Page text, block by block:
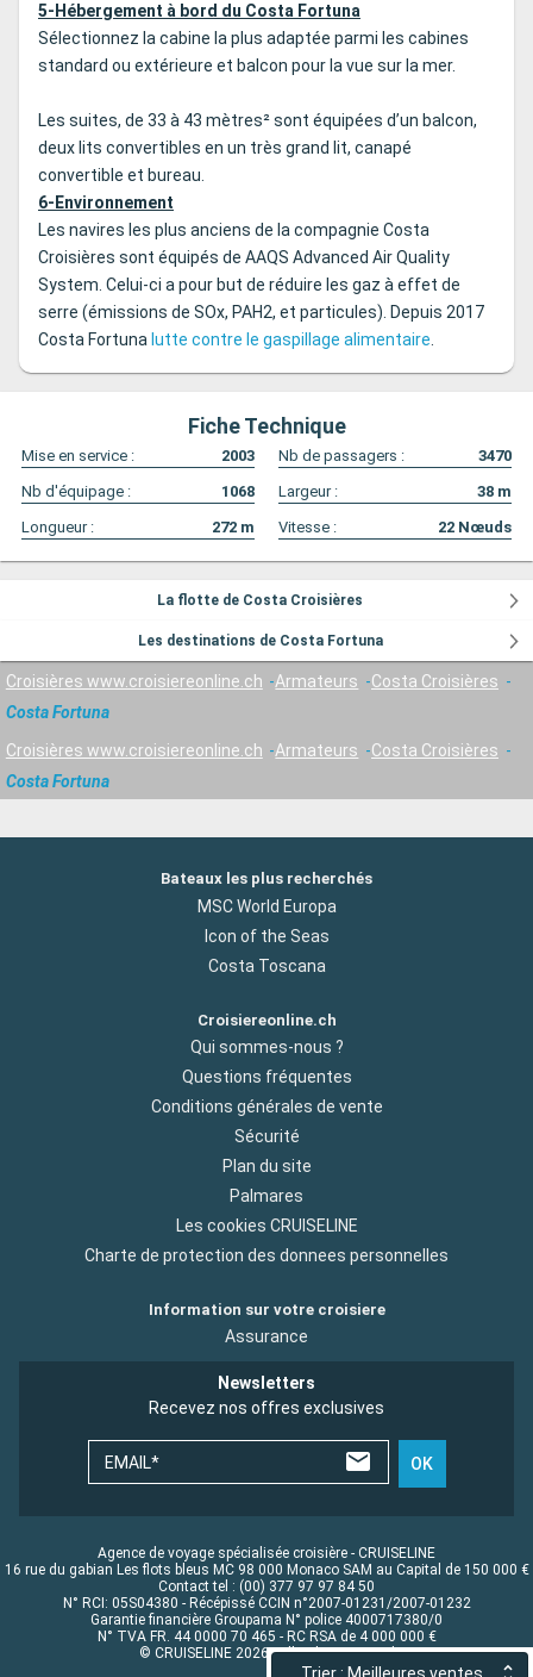
5-Hébergement à bord du Costa Fortuna
Sélectionnez la cabine la plus adaptée parmi les cabines
standard ou extérieure et balcon pour la vue sur la mer.
Les suites, de 33 à 43 mètres² sont équipées d’un balcon,
deux lits convertibles en un très grand lit, canapé
convertible et bureau.
6-Environnement
Les navires les plus anciens de la compagnie Costa
Croisières sont équipés de AAQS Advanced Air Quality
System. Celui-ci a pour but de réduire les gaz à effet de
serre (émissions de SOx, PAH2, et particules). Depuis 2017
Costa Fortuna lutte contre le gaspillage alimentaire.
Fiche Technique
Mise en service : 2003 Nb de passagers :
3470
Nb d'équipage :
1068 Largeur : 38 m
Longueur :
272 m Vitesse : 22 Nœuds
La flotte de Costa Croisières
Les destinations de Costa Fortuna
Croisières www.croisiereonline.ch Armateurs
Costa Croisières
Costa Fortuna
Croisières www.croisiereonline.ch Armateurs
Costa Croisières
Costa Fortuna
Bateaux les plus recherchés
MSC World Europa
Icon of the Seas
Costa Toscana
Croisiereonline.ch
Qui sommes-nous ?
Questions fréquentes
Conditions générales de vente
Sécurité
Plan du site
Palmares
Les cookies CRUISELINE
Charte de protection des donnees personnelles
Information sur votre croisiere
Assurance
Newsletters
Recevez nos offres exclusives
EMAIL* OK
Agence de voyage spécialisée croisière - CRUISELINE
16 rue du gabian Les flots bleus MC 98 000 Monaco SAM au Capital de 150 000 €
Contact tel : (00) 377 97 97 84 50
N° RCI: 05S04380 - Récépissé CCIN n°2007-01231/2007-01232
Garantie financière Groupama N° police 4000717380/0
N° TVA FR. 44 0000 70 465 - RC RSA de 4 000 000 €
© CRUISELINE 2026 - all rights reserved